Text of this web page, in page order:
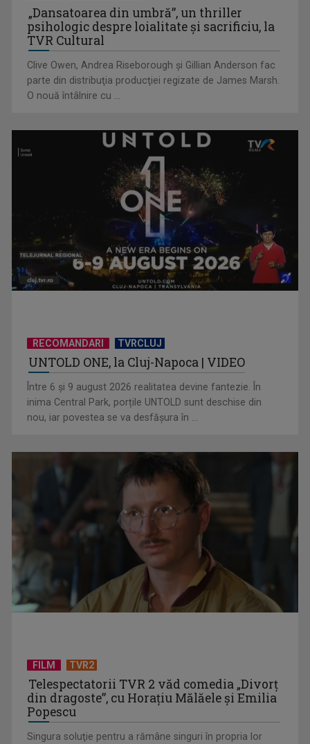
Piesa „Inimă, nu fi de piatră” a Corinei Chiriac ia argintul în
Hora care unește generații | VIDEO
Piesa Angelei Similea „După noapte vine zi” – pe podium şi
acum în inimile ...
„Dansatoarea din umbră”, un thriller
psihologic despre loialitate și sacrificiu, la
TVR Cultural
Clive Owen, Andrea Riseborough şi Gillian Anderson fac
parte din distribuţia producţiei regizate de James Marsh.
O nouă întâlnire cu ...
RECOMANDARI TVRCLUJ
UNTOLD ONE, la Cluj-Napoca | VIDEO
Între 6 și 9 august 2026 realitatea devine fantezie. În
inima Central Park, porțile UNTOLD sunt deschise din
nou, iar povestea se va desfășura în ...
FILM TVR2
Telespectatorii TVR 2 văd comedia „Divorţ
din dragoste”, cu Horaţiu Mălăele şi Emilia
Popescu
Singura soluţie pentru a rămâne singuri în propria lor